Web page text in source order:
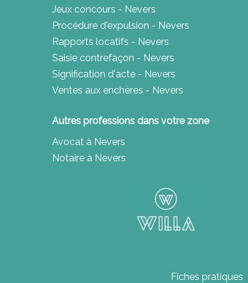
Jeux concours - Nevers
Procédure d'expulsion - Nevers
Rapports locatifs - Nevers
Saisie contrefaçon - Nevers
Signification d'acte - Nevers
Ventes aux enchères - Nevers
Autres professions dans votre zone
Avocat à Nevers
Notaire à Nevers
Fiches pratiques